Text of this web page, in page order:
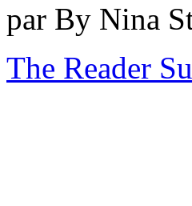
par By Nina
The Reader